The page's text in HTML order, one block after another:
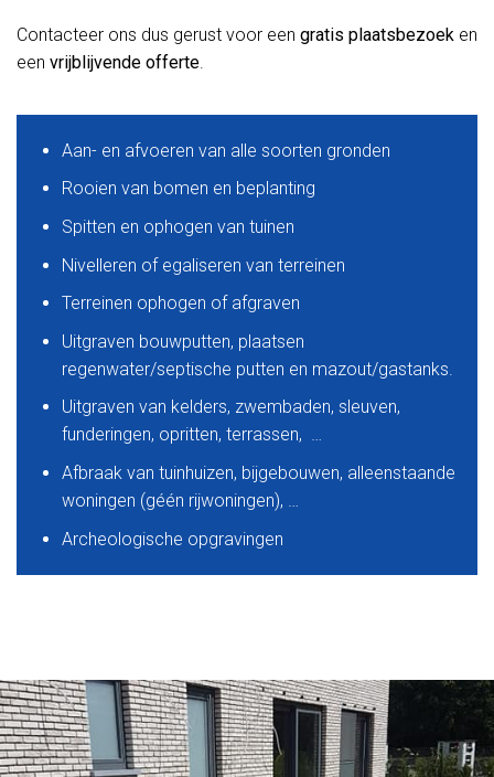
Contacteer ons dus gerust voor een gratis plaatsbezoek en
een vrijblijvende offerte.
Aan- en afvoeren van alle soorten gronden
Rooien van bomen en beplanting
Spitten en ophogen van tuinen
Nivelleren of egaliseren van terreinen
Terreinen ophogen of afgraven
Uitgraven bouwputten, plaatsen
regenwater/septische putten en mazout/gastanks.
Uitgraven van kelders, zwembaden, sleuven,
funderingen, opritten, terrassen, …
Afbraak van tuinhuizen, bijgebouwen, alleenstaande
woningen (géén rijwoningen), …
Archeologische opgravingen